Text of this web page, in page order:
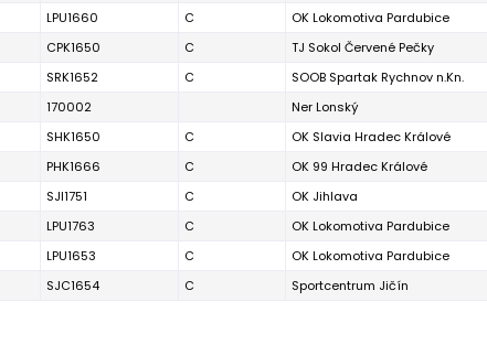
LPU1660 C OK Lokomotiva Pardubice
CPK1650 C TJ Sokol Červené Pečky
SRK1652 C SOOB Spartak Rychnov n.Kn.
170002 Ner Lonský
SHK1650 C OK Slavia Hradec Králové
PHK1666 C OK 99 Hradec Králové
SJI1751 C OK Jihlava
LPU1763 C OK Lokomotiva Pardubice
LPU1653 C OK Lokomotiva Pardubice
SJC1654 C Sportcentrum Jičín